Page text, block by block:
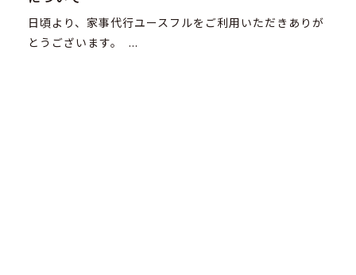
日頃より、家事代行ユースフルをご利用いただきありが
とうございます。 ...